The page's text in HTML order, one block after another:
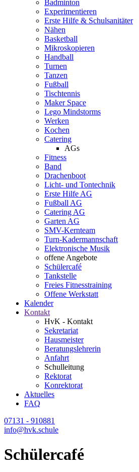
Badminton
Experimentieren
Erste Hilfe & Schulsanitäter
Nähen
Basketball
Mikroskopieren
Handball
Turnen
Tanzen
Fußball
Tischtennis
Maker Space
Lego Mindstorms
Werken
Kochen
Catering
AGs
Fitness
Band
Drachenboot
Licht- und Tontechnik
Erste Hilfe AG
Fußball AG
Catering AG
Garten AG
SMV-Kernteam
Turn-Kadermannschaft
Elektronische Musik
offene Angebote
Schülercafé
Tankstelle
Freies Fitnesstraining
Offene Werkstatt
Kalender
Kontakt
HvK - Kontakt
Sekretariat
Hausmeister
Beratungslehrerin
Anfahrt
Schulleitung
Rektorat
Konrektorat
Aktuelles
FAQ
07131 - 910881
info@hvk.schule
Schülercafé